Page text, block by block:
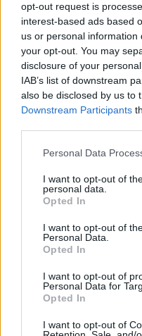
opt-out request is
interest-based ads based
us or personal
your opt-out. You may
disclosure of your
IAB’s list of downstream
also be disclosed by us to
Downstream Participants
Personal Data
I want to opt-out of
personal data.
Opted In
I want to opt-out of
Personal Data.
Opted In
I want to opt-out of
Personal Data for
Opted In
I want to opt-out of
προτίμηση
Υγιεινή
λαχανικά που
Καλή σωματική
Να μην
Να πλένετε την
σεξ
καθαρότητας
Να φοράμε
βαμβακερό
Να κάθεστε
στην παραλία,
ξαπλώστρα
τουαλέτες
Μετά την
προς τα πίσω,